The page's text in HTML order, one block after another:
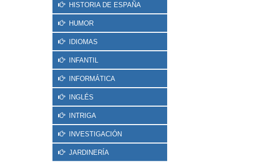
HISTORIA DE ESPAÑA
HUMOR
IDIOMAS
INFANTIL
INFORMÁTICA
INGLÉS
INTRIGA
INVESTIGACIÓN
JARDINERÍA